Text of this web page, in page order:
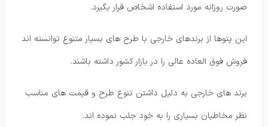
صورت روزانه مورد استفاده اشخاص قرار بگیرد.
این پتوها از برندهای خارجی با طرح های بسیار متنوع توانسته اند
فروش فوق العاده عالی را در بازار کشور داشته باشند.
برند های خارجی به دلیل داشتن تنوع طرح و قیمت های مناسب
نظر مخاطبان بسیاری را به خود جلب نموده اند.